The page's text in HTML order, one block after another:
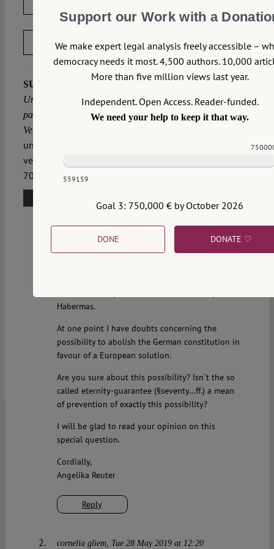
EXPORT METADATA
SUGGESTED CITATION Wihl, Tim:
Unbestimmtheit der Verfassung: „Verfassungs­
patriotismus“ mit Jürgen Habermas nach 70 Jahren,
VerfBlog,
unbestimmtheit-der-verfassung-
verfassungspatriotismus-mit-juergen-habermas-nach-
70-jahren/, DOI:
Reply
Habermas.
At one point I have doubts concerning the
possibility to abolish the German constitution in
favour of a European solution.
Are you sure about this possibility? Isn`t the so
called eternity-guarantee (§seventy…ff.) a mean
of prevention of exactly this possibility?
I will be glad to read your opinion on this
special question.
Cordially,
Angelika Reuter
cornelia gliem Tue 28 May 2019 at 12:20
Support our Work with a
We make expert legal analysis freely accessible –
democracy needs it most. 4,500 authors. 10,000
More than five million views last year.
Independent. Open Access. Reader-funded.
We need your help to keep it that way.
559159
Goal 3: 750,000 € by October 2026
DONE DONATE ♡